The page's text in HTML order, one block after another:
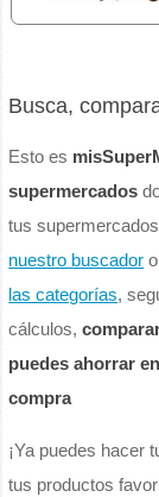
Busca,
Esto es
supermercados
tus
nuestro buscador
las categorías,
cálculos,
puedes ahorrar
compra
¡Ya puedes hacer
tus productos